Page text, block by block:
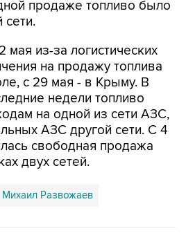
продаже топливо было
сети.
мая из-за логистических
на продажу топлива
с 29 мая - в Крыму. В
недели топливо
на одной из сети АЗС,
АЗС другой сети. С 4
свободная продажа
двух сетей.
Михаил Развожаев